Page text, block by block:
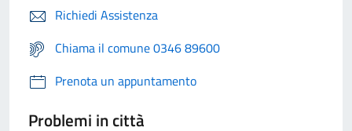
Richiedi Assistenza
Chiama il comune 0346 89600
Prenota un appuntamento
Problemi in città